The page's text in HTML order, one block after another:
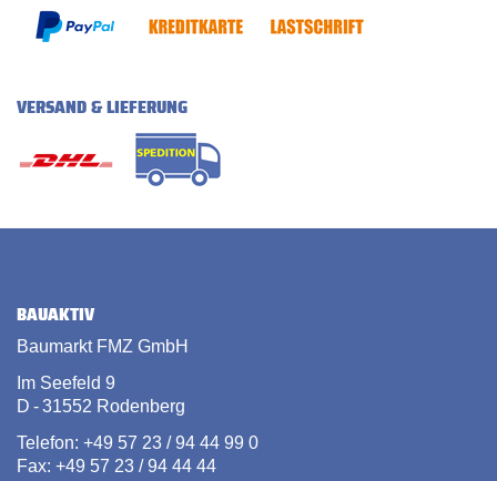
VERSAND & LIEFERUNG
BAUAKTIV
Baumarkt FMZ GmbH
Im Seefeld 9
D - 31552 Rodenberg
Telefon: +49 57 23 / 94 44 99 0
Fax: +49 57 23 / 94 44 44